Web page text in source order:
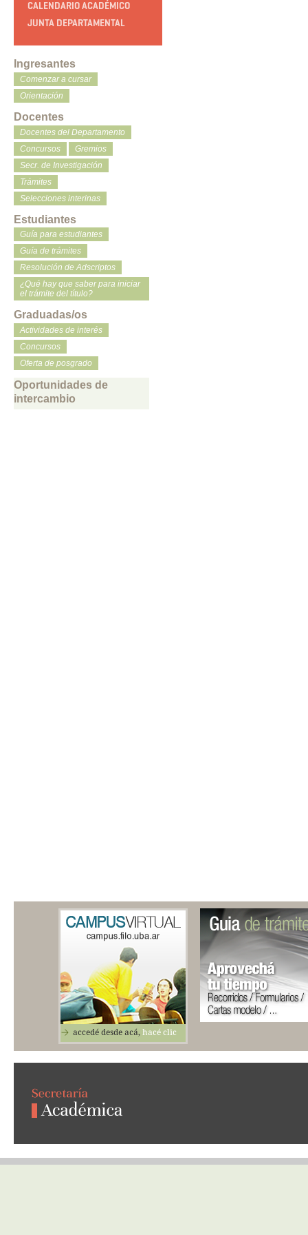
CALENDARIO ACADÉMICO
JUNTA DEPARTAMENTAL
Ingresantes
Comenzar a cursar
Orientación
Docentes
Docentes del Departamento
Concursos
Gremios
Secr. de Investigación
Trámites
Selecciones interinas
Estudiantes
Guía para estudiantes
Guía de trámites
Resolución de Adscriptos
¿Qué hay que saber para iniciar
el trámite del título?
Graduadas/os
Actividades de interés
Concursos
Oferta de posgrado
Oportunidades de
intercambio